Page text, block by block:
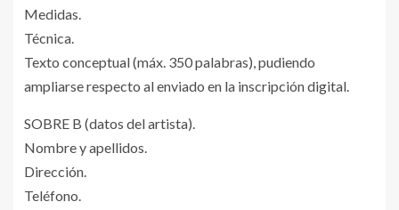
Medidas.
Técnica.
Texto conceptual (máx. 350 palabras), pudiendo
ampliarse respecto al enviado en la inscripción digital.
SOBRE B (datos del artista).
Nombre y apellidos.
Dirección.
Teléfono.